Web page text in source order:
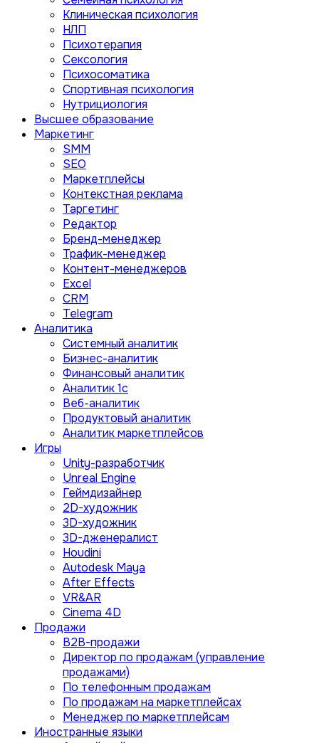
Клиническая психология
НЛП
Психотерапия
Сексология
Психосоматика
Спортивная психология
Нутрициология
Высшее образование
Маркетинг
SMM
SEO
Маркетплейсы
Контекстная реклама
Таргетинг
Редактор
Бренд-менеджер
Трафик-менеджер
Контент-менеджеров
Excel
CRM
Telegram
Аналитика
Системный аналитик
Бизнес-аналитик
Финансовый аналитик
Aналитик 1с
Веб-аналитик
Продуктовый аналитик
Аналитик маркетплейсов
Игры
Unity-разработчик
Unreal Engine
Геймдизайнер
2D-художник
3D-художник
3D-дженералист
Houdini
Autodesk Maya
After Effects
VR&AR
Cinema 4D
Продажи
B2B-продажи
Директор по продажам (управление
продажами)
По телефонным продажам
По продажам на маркетплейсах
Менеджер по маркетплейсам
Иностранные языки